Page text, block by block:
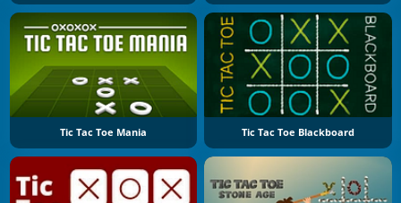
Tic Tac Toe Mania Tic Tac Toe Blackboard